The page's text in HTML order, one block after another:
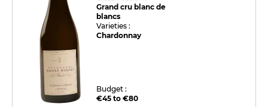
Grand cru blanc de
blancs
Varieties :
Chardonnay
Budget :
€45 to €80